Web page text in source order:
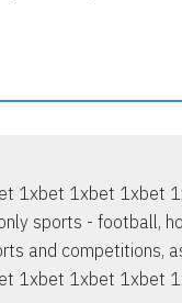
1xbet 1xbet 1xbet
sports - football,
and competitions,
1xbet 1xbet 1xbet